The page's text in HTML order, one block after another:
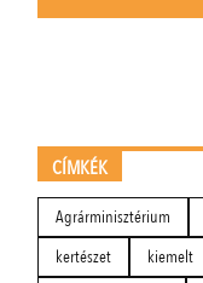
CÍMKÉK
Agrárminisztérium
kertészet
kiemelt